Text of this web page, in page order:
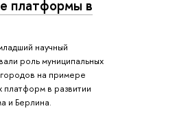
платформы в
научный
роль муниципальных
на примере
в развитии
и Берлина.